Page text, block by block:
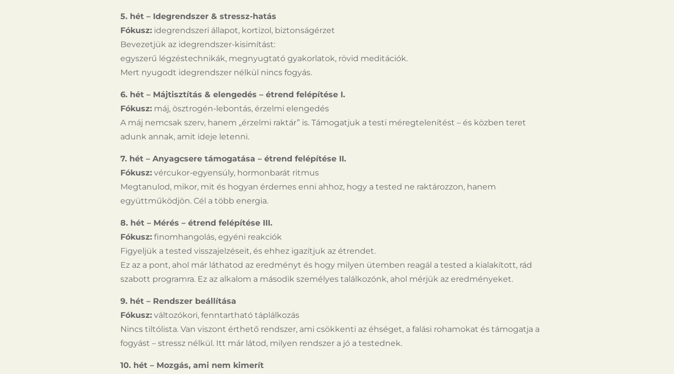
5. hét – Idegrendszer & stressz-hatás
Fókusz: idegrendszeri állapot, kortizol, biztonságérzet
Bevezetjük az idegrendszer-kisimítást:
egyszerű légzéstechnikák, megnyugtató gyakorlatok, rövid meditációk.
Mert nyugodt idegrendszer nélkül nincs fogyás.
6. hét – Májtisztítás & elengedés – étrend felépítése I.
Fókusz: máj, ösztrogén-lebontás, érzelmi elengedés
A máj nemcsak szerv, hanem „érzelmi raktár” is. Támogatjuk a testi méregtelenítést – és közben teret
adunk annak, amit ideje letenni.
7. hét – Anyagcsere támogatása – étrend felépítése II.
Fókusz: vércukor-egyensúly, hormonbarát ritmus
Megtanulod, mikor, mit és hogyan érdemes enni ahhoz, hogy a tested ne raktározzon, hanem
együttműködjön. Cél a több energia.
8. hét – Mérés – étrend felépítése III.
Fókusz: finomhangolás, egyéni reakciók
Figyeljük a tested visszajelzéseit, és ehhez igazítjuk az étrendet.
Ez az a pont, ahol már láthatod az eredményt és hogy milyen ütemben reagál a tested a kialakított, rád
szabott programra. Ez az alkalom a második személyes találkozónk, ahol mérjük az eredményeket.
9. hét – Rendszer beállítása
Fókusz: változókori, fenntartható táplálkozás
Nincs tiltólista. Van viszont érthető rendszer, ami csökkenti az éhséget, a falási rohamokat és támogatja a
fogyást – stressz nélkül. Itt már látod, milyen rendszer a jó a testednek.
10. hét – Mozgás, ami nem kimerít